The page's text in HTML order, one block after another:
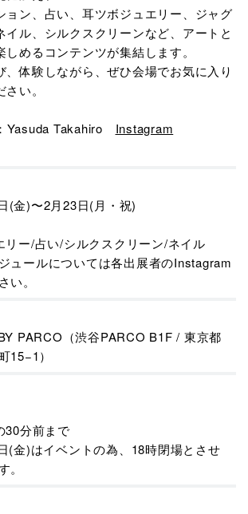
ョン、占い、耳ツボジュエリー、ジャグ
イル、シルクスクリーンなど、アートと
めるコンテンツが集結します。
、体験しながら、ぜひ会場でお気に入り
い。
Yasuda Takahiro Instagram
(金)〜2月23日(月・祝)
リー/占い/シルクスクリーン/ネイル
ュールについては各出展者のInstagram
い。
PARCO（渋谷PARCO B1F / 東京都
15−1）
30分前まで
(金)はイベントの為、18時閉場とさせ
。